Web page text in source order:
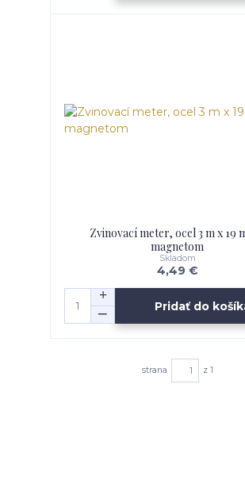
Zvinovací meter, ocel 3 m x 19
magnetom
4,49 €
Skladom
Pridať do
strana z 1